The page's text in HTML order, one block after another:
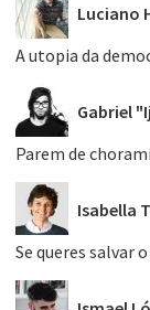
Luciano
A utopia da
Gabriel
Parem de
Isabella
Se queres salvar